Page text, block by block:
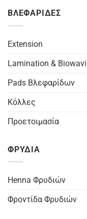
ΒΛΕΦΑΡΙΔΕΣ
Extension
Lamination &
Pads Βλεφαρίδων
Κόλλες
Προετοιμασία
ΦΡΥΔΙΑ
Henna Φρυδιών
Φροντίδα Φρυδιών